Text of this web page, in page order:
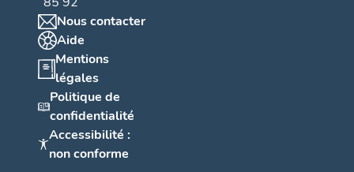
Nous contacter
Aide
Mentions
légales
Politique de
confidentialité
Accessibilité :
non conforme